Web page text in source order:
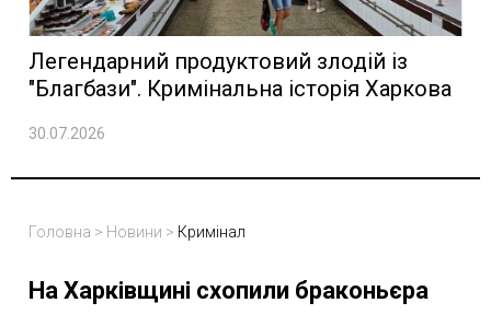
Легендарний продуктовий злодій із
"Благбази". Кримінальна історія Харкова
30.07.2026
Головна > Новини > Кримінал
На Харківщині схопили браконьєра